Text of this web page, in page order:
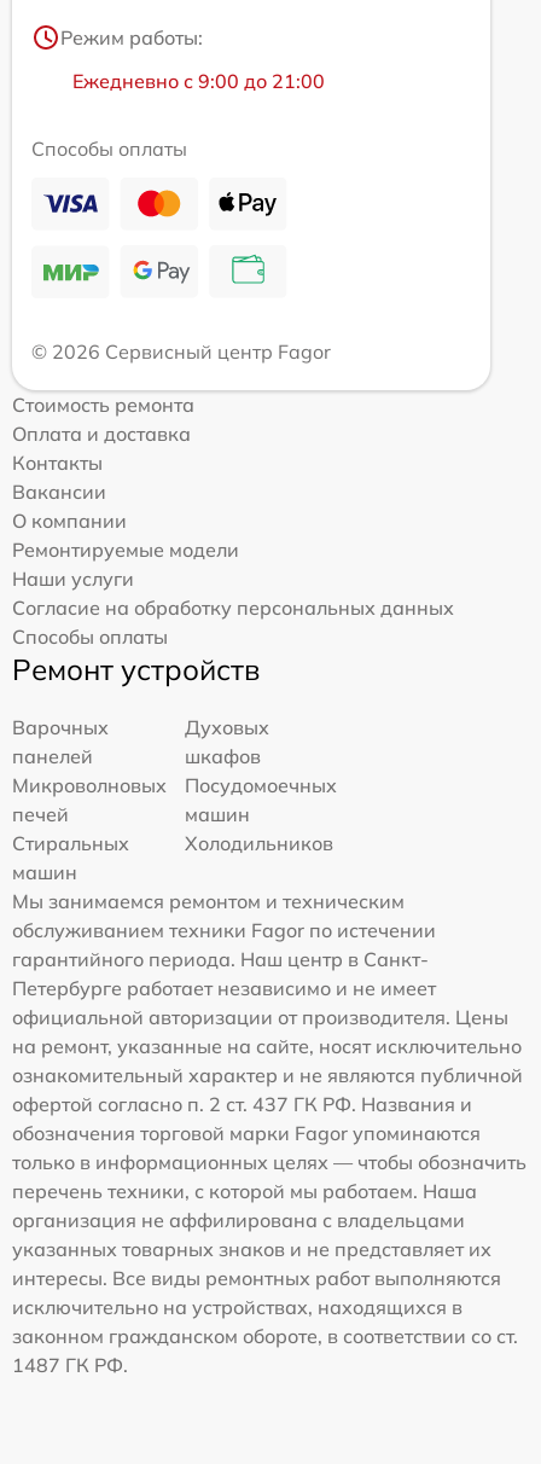
Режим работы:
Ежедневно с 9:00 до 21:00
Способы оплаты
© 2026 Сервисный центр Fagor
Стоимость ремонта
Оплата и доставка
Контакты
Вакансии
О компании
Ремонтируемые модели
Наши услуги
Согласие на обработку персональных данных
Способы оплаты
Ремонт устройств
Варочных
панелей
Духовых
шкафов
Микроволновых
печей
Посудомоечных
машин
Стиральных
машин
Холодильников
Мы занимаемся ремонтом и техническим
обслуживанием техники Fagor по истечении
гарантийного периода. Наш центр в Санкт-
Петербурге работает независимо и не имеет
официальной авторизации от производителя. Цены
на ремонт, указанные на сайте, носят исключительно
ознакомительный характер и не являются публичной
офертой согласно п. 2 ст. 437 ГК РФ. Названия и
обозначения торговой марки Fagor упоминаются
только в информационных целях — чтобы обозначить
перечень техники, с которой мы работаем. Наша
организация не аффилирована с владельцами
указанных товарных знаков и не представляет их
интересы. Все виды ремонтных работ выполняются
исключительно на устройствах, находящихся в
законном гражданском обороте, в соответствии со ст.
1487 ГК РФ.